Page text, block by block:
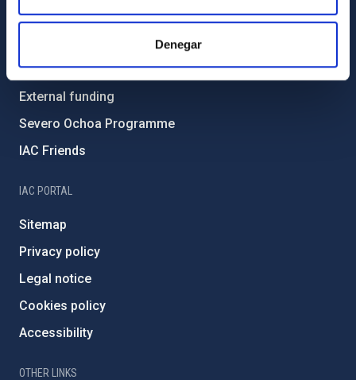
Denegar
Environment and Sustainability
IAC Projects
External funding
Severo Ochoa Programme
IAC Friends
IAC PORTAL
Sitemap
Privacy policy
Legal notice
Cookies policy
Accessibility
OTHER LINKS